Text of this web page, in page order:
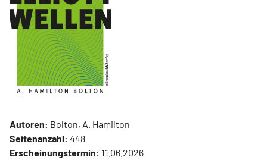
Autoren: Bolton, A. Hamilton
Seitenanzahl: 448
Erscheinungstermin: 11.06.2026